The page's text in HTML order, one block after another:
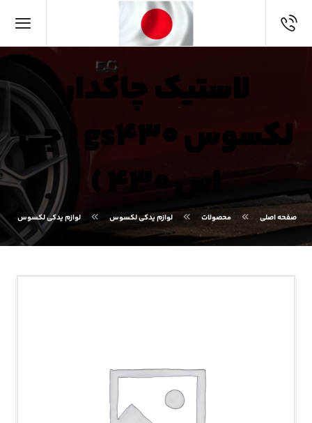
لاستیک چاکدار
لکسوس gs۴۳۰ ( جی
اس ۴۳۰ )
صفحه اصلی محصولات لوازم یدکی لکسوس لوازم یدکی لکسوس GS